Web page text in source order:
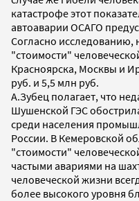
катастрофе этот
автоаварии ОСАГО
Согласно исследованию,
"стоимости"
Красноярска, Москвы и
руб. и 5,5 млн руб.
А.Зубец полагает, что
Шушенской ГЭС
среди населения
России. В Кемеровской
"стоимости"
частыми авариями на
человеческой жизни
более высокого уровня